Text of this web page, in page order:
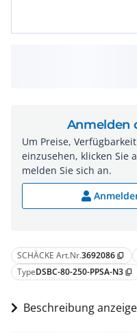
SCHÄCKE Art.Nr.3692086 content_copy
TypeDSBC-80-250-PPSA-N3 content_copy
Beschreibung
Anmelden
Um Preise,
einzusehen, klicken Sie
melden Sie sich an.